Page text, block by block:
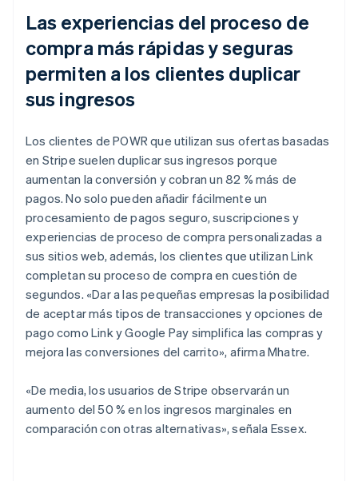
Las experiencias del proceso de
compra más rápidas y seguras
permiten a los clientes duplicar
sus ingresos
Los clientes de POWR que utilizan sus ofertas basadas
en Stripe suelen duplicar sus ingresos porque
aumentan la conversión y cobran un 82 % más de
pagos. No solo pueden añadir fácilmente un
procesamiento de pagos seguro, suscripciones y
experiencias de proceso de compra personalizadas a
sus sitios web, además, los clientes que utilizan Link
completan su proceso de compra en cuestión de
segundos. «Dar a las pequeñas empresas la posibilidad
de aceptar más tipos de transacciones y opciones de
pago como Link y Google Pay simplifica las compras y
mejora las conversiones del carrito», afirma Mhatre.
«De media, los usuarios de Stripe observarán un
aumento del 50 % en los ingresos marginales en
comparación con otras alternativas», señala Essex.